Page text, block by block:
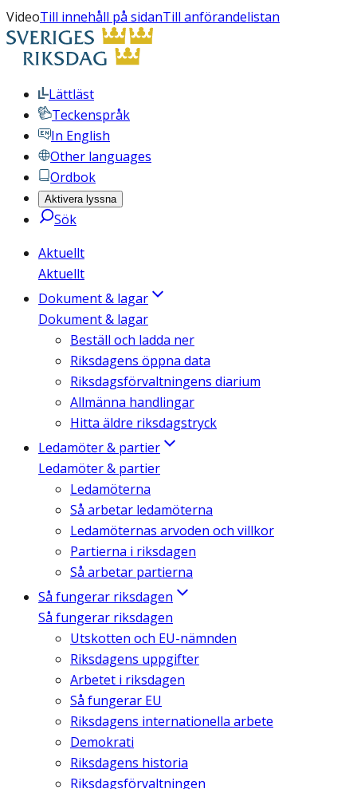
VideoTill innehåll på sidanTill anförandelistan
Lättläst
Teckenspråk
In English
Other languages
Ordbok
Aktivera lyssna
Sök
Aktuellt
Aktuellt
Dokument & lagar
Dokument & lagar
Beställ och ladda ner
Riksdagens öppna data
Riksdagsförvaltningens diarium
Allmänna handlingar
Hitta äldre riksdagstryck
Ledamöter & partier
Ledamöter & partier
Ledamöterna
Så arbetar ledamöterna
Ledamöternas arvoden och villkor
Partierna i riksdagen
Så arbetar partierna
Så fungerar riksdagen
Så fungerar riksdagen
Utskotten och EU-nämnden
Riksdagens uppgifter
Arbetet i riksdagen
Så fungerar EU
Riksdagens internationella arbete
Demokrati
Riksdagens historia
Riksdagsförvaltningen